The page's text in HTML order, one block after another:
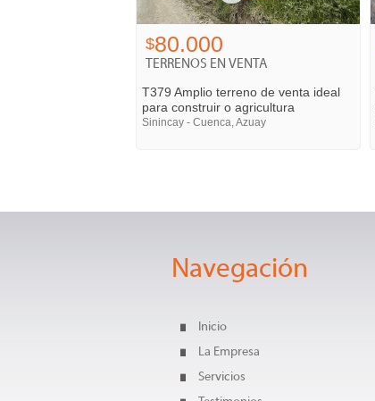
$80.000
TERRENOS EN VENTA
T379 Amplio terreno de venta ideal
para construir o agricultura
Sinincay - Cuenca, Azuay
Navegación
Inicio
La Empresa
Servicios